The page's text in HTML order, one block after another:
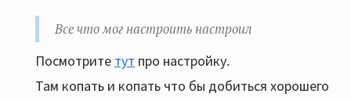
Все что мог настроить настроил
Посмотрите тут про настройку.
Там копать и копать что бы добиться хорошего